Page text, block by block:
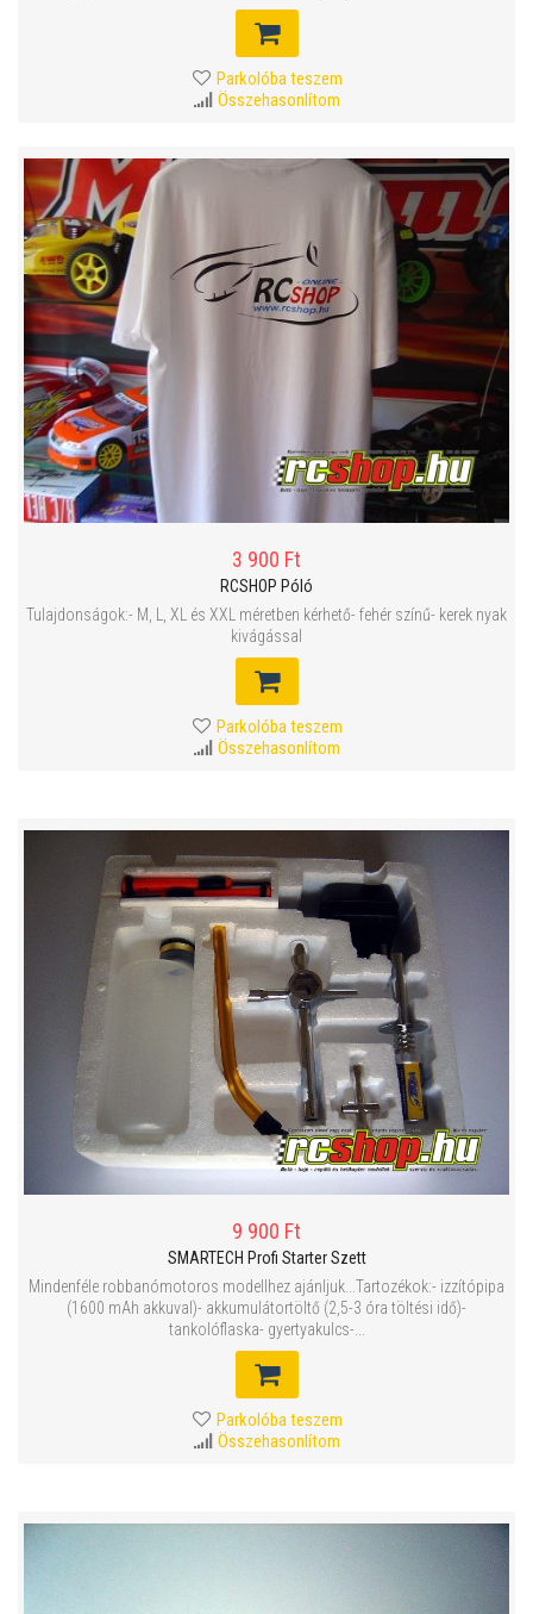
Parkolóba teszem
Összehasonlítom
3 900 Ft
RCSHOP Póló
Tulajdonságok:- M, L, XL és XXL méretben kérhető- fehér színű- kerek nyak
kivágással
Parkolóba teszem
Összehasonlítom
9 900 Ft
SMARTECH Profi Starter Szett
Mindenféle robbanómotoros modellhez ajánljuk...Tartozékok:- izzítópipa
(1600 mAh akkuval)- akkumulátortöltő (2,5-3 óra töltési idő)-
tankolóflaska- gyertyakulcs-...
Parkolóba teszem
Összehasonlítom